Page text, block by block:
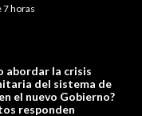
7 horas
abordar la crisis
del sistema de
el nuevo Gobierno?
responden